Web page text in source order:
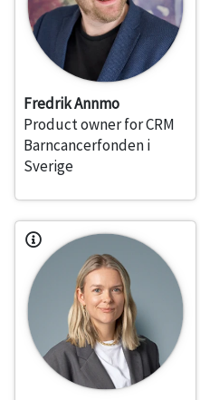
Fredrik Annmo
Product owner for CRM
Barncancerfonden i
Sverige